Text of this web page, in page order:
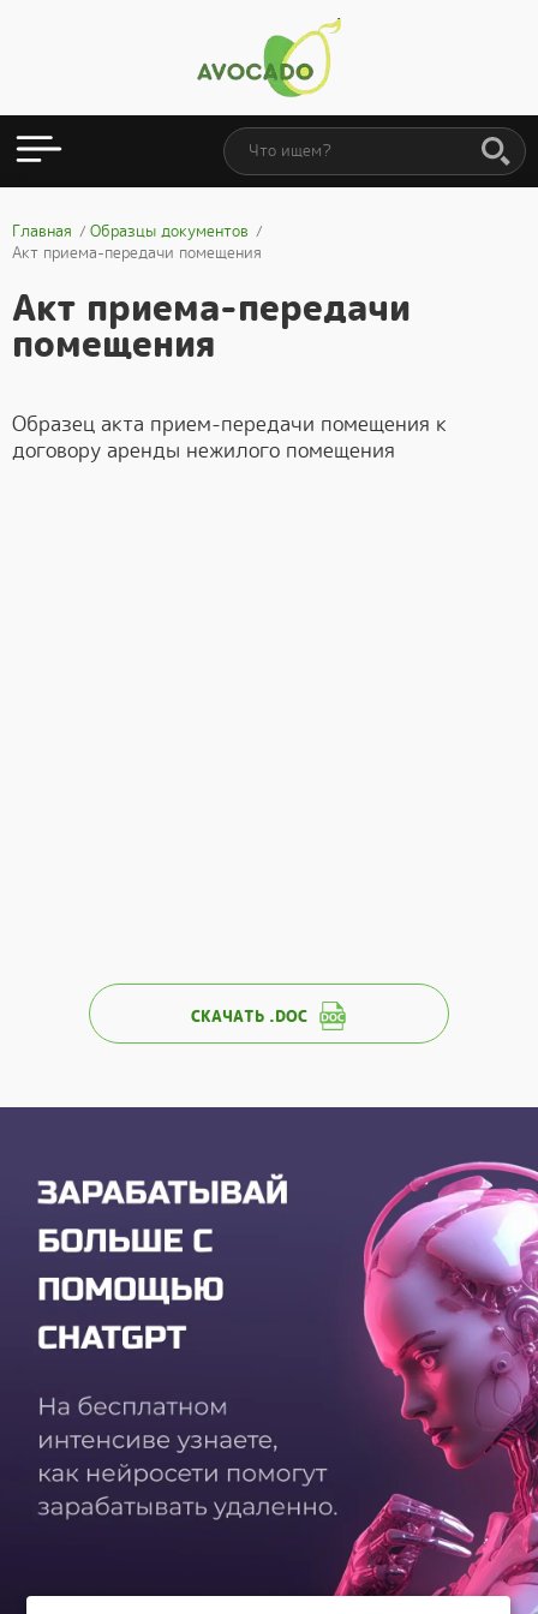
Главная
Образцы документов
Акт приема-передачи помещения
Акт приема-передачи
помещения
Образец акта прием-передачи помещения к
договору аренды нежилого помещения
СКАЧАТЬ .DOC